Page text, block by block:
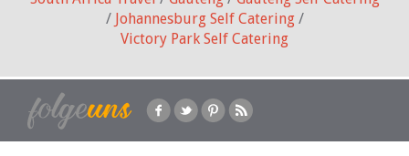
/ Johannesburg Self Catering/
Victory Park Self Catering